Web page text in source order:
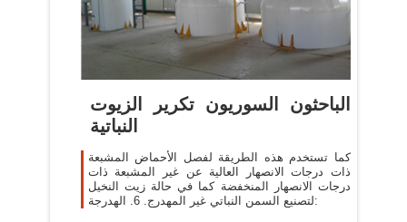
الباحثون السوريون تكرير الزيوت
النباتية
كما تستخدم هذه الطريقة لفصل الأحماض المشبعة
ذات درجات الانصهار العالية عن غير المشبعة ذات
درجات الانصهار المنخفضة كما في حالة زيت النخيل
لتصنيع السمن النباتي غير المهدرج. 6. الهدرجة: